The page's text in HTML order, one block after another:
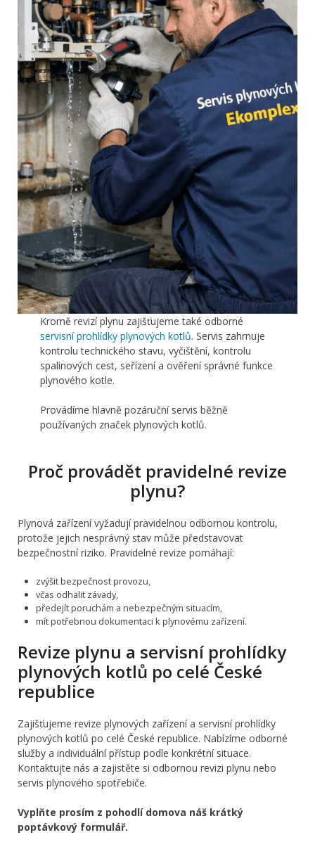
Kromě revizí plynu zajišťujeme také odborné
servisní prohlídky plynových kotlů. Servis zahrnuje
kontrolu technického stavu, vyčištění, kontrolu
spalinových cest, seřízení a ověření správné funkce
plynového kotle.
Provádíme hlavně pozáruční servis běžně
používaných značek plynových kotlů.
Proč provádět pravidelné revize
plynu?
Plynová zařízení vyžadují pravidelnou odbornou kontrolu,
protože jejich nesprávný stav může představovat
bezpečnostní riziko. Pravidelné revize pomáhají:
zvýšit bezpečnost provozu,
včas odhalit závady,
předejít poruchám a nebezpečným situacím,
mít potřebnou dokumentaci k plynovému zařízení.
Revize plynu a servisní prohlídky
plynových kotlů po celé České
republice
Zajišťujeme revize plynových zařízení a servisní prohlídky
plynových kotlů po celé České republice. Nabízíme odborné
služby a individuální přístup podle konkrétní situace.
Kontaktujte nás a zajistěte si odbornou revizi plynu nebo
servis plynového spotřebiče.
Vyplňte prosím z pohodlí domova náš krátký
poptávkový formulář.